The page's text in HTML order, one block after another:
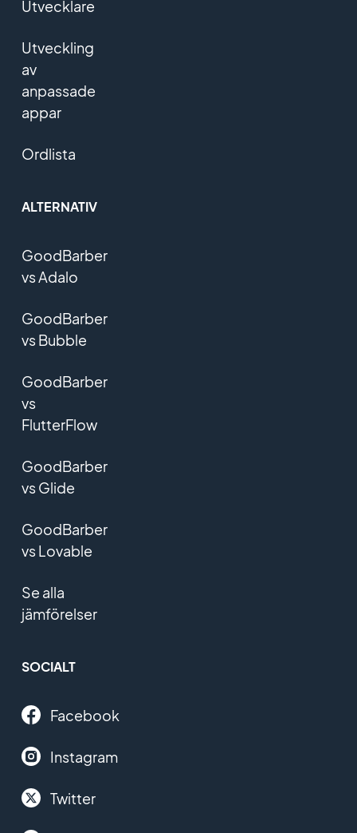
Utvecklare
Utveckling
av
anpassade
appar
Ordlista
ALTERNATIV
GoodBarber
vs Adalo
GoodBarber
vs Bubble
GoodBarber
vs
FlutterFlow
GoodBarber
vs Glide
GoodBarber
vs Lovable
Se alla
jämförelser
SOCIALT
Facebook
Instagram
Twitter